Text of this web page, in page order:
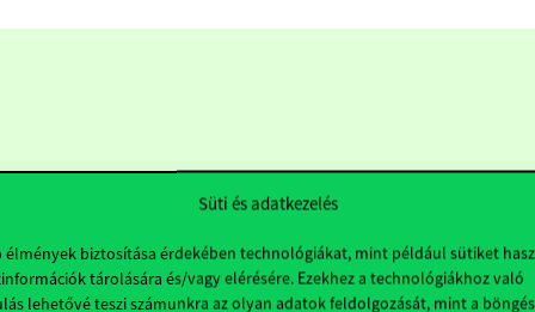
Süti és adatkezelés
élmények biztosítása érdekében technológiákat, mint például sütiket
tárolására és/vagy elérésére. Ezekhez a technológiákhoz való
lehetővé teszi számunkra az olyan adatok feldolgozását, mint a
Hasznos linkek